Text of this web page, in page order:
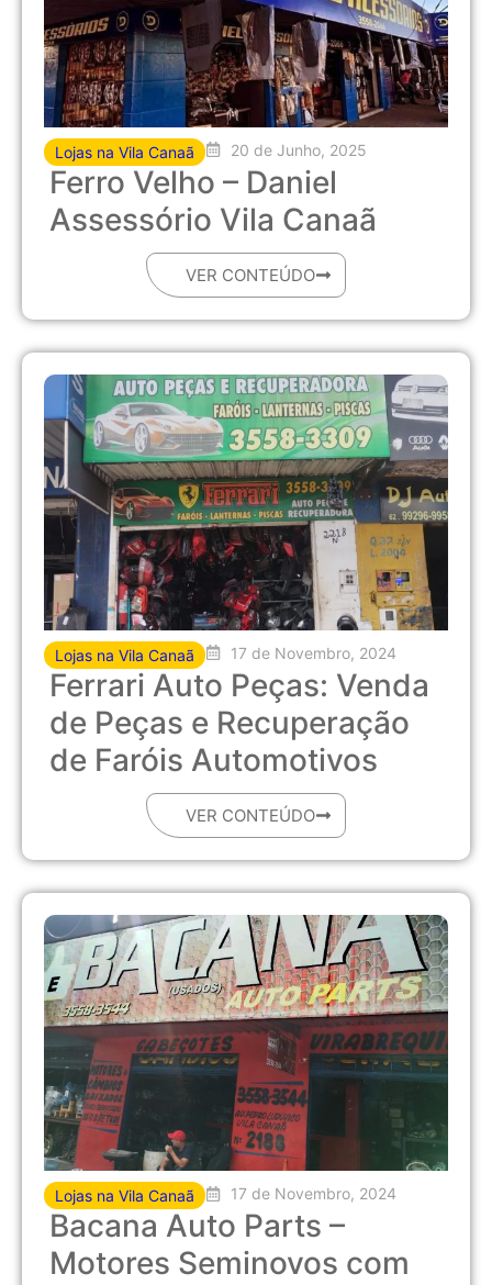
Lojas na Vila Canaã 20 de Junho, 2025
Ferro Velho – Daniel
Assessório Vila Canaã
VER CONTEÚDO
Lojas na Vila Canaã 17 de Novembro, 2024
Ferrari Auto Peças: Venda
de Peças e Recuperação
de Faróis Automotivos
VER CONTEÚDO
Lojas na Vila Canaã 17 de Novembro, 2024
Bacana Auto Parts –
Motores Seminovos com